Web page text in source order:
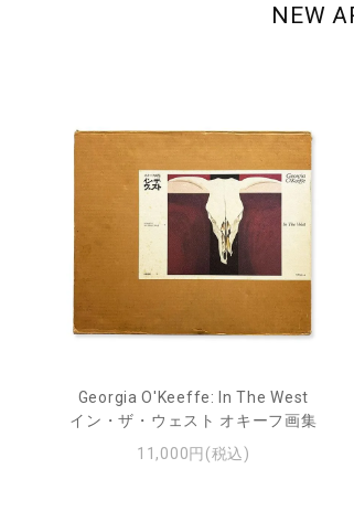
NEW
Georgia O'Keeffe: In The West
イン・ザ・ウェスト オキーフ画集
11,000円(税込)